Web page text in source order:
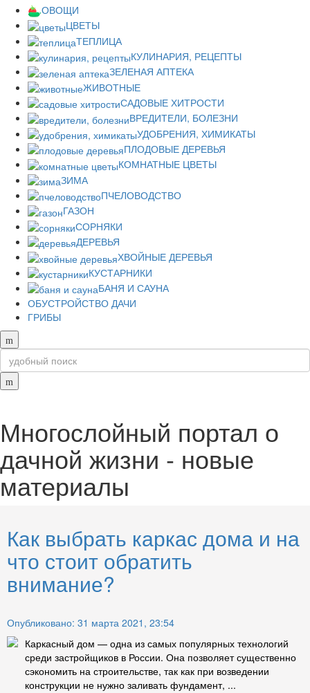
ОВОЩИ
ЦВЕТЫ
ТЕПЛИЦА
КУЛИНАРИЯ, РЕЦЕПТЫ
ЗЕЛЕНАЯ АПТЕКА
ЖИВОТНЫЕ
САДОВЫЕ ХИТРОСТИ
ВРЕДИТЕЛИ, БОЛЕЗНИ
УДОБРЕНИЯ, ХИМИКАТЫ
ПЛОДОВЫЕ ДЕРЕВЬЯ
КОМНАТНЫЕ ЦВЕТЫ
ЗИМА
ПЧЕЛОВОДСТВО
ГАЗОН
СОРНЯКИ
ДЕРЕВЬЯ
ХВОЙНЫЕ ДЕРЕВЬЯ
КУСТАРНИКИ
БАНЯ И САУНА
ОБУСТРОЙСТВО ДАЧИ
ГРИБЫ
Многослойный портал о
дачной жизни - новые
материалы
Как выбрать каркас дома и на
что стоит обратить
внимание?
Опубликовано: 31 марта 2021, 23:54
Каркасный дом — одна из самых популярных технологий
среди застройщиков в России. Она позволяет существенно
сэкономить на строительстве, так как при возведении
конструкции не нужно заливать фундамент, ...